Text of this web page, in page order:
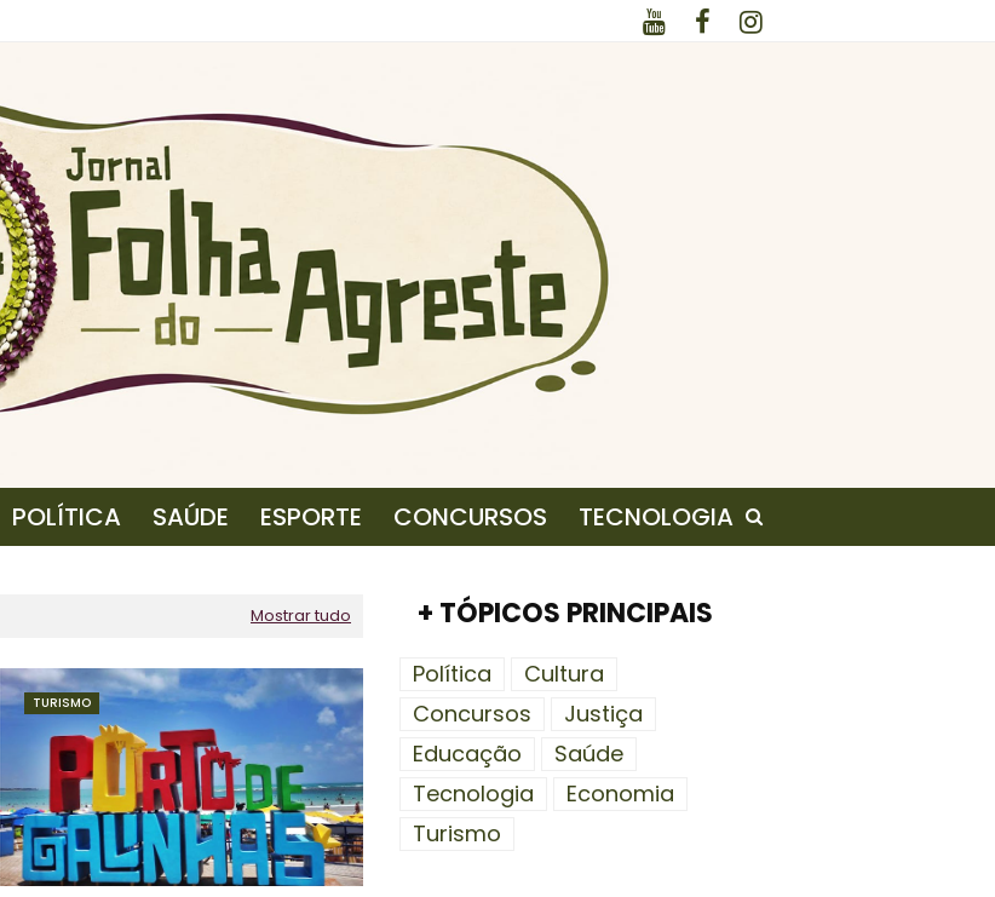
POLÍTICA SAÚDE ESPORTE CONCURSOS TECNOLOGIA
Mostrar tudo
TURISMO
+ TÓPICOS PRINCIPAIS
Política
Cultura
Concursos
Justiça
Educação
Saúde
Tecnologia
Economia
Turismo